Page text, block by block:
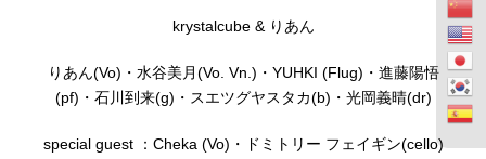
krystalcube & りあん
りあん(Vo)・水谷美月(Vo. Vn.)・YUHKI (Flug)・進藤陽悟
(pf)・石川到来(g)・スエツグヤスタカ(b)・光岡義晴(dr)
special guest ：Cheka (Vo)・ドミトリー フェイギン(cello)